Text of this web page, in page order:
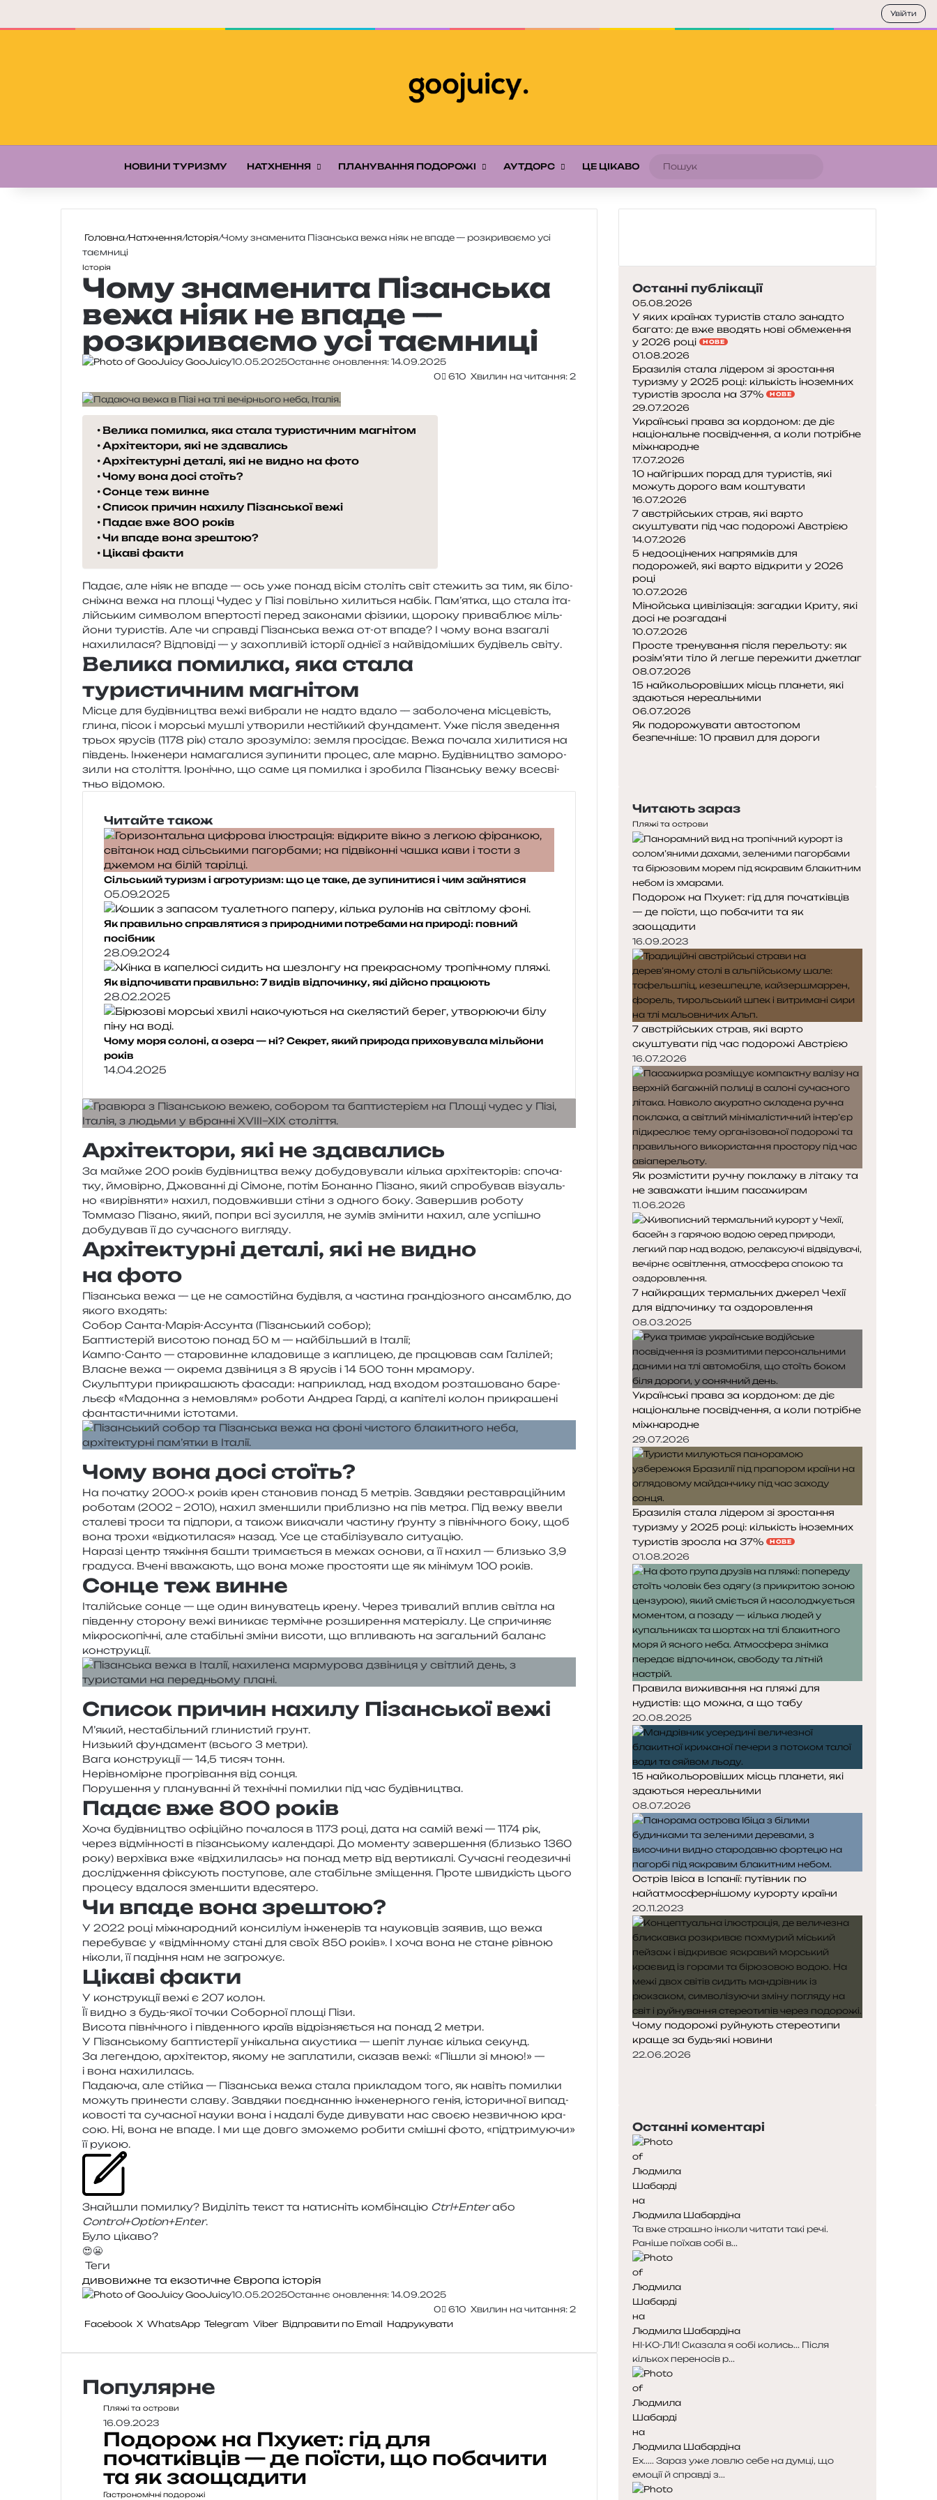
НОВИНИ ТУРИЗМУ НАТХНЕННЯ ПЛАНУВАННЯ ПОДОРОЖІ АУТДОРС ЦЕ ЦІКАВО
Головна/Натхнення/Історія/Чому знаменита Пізанська вежа ніяк не впаде — розкриваємо усі
таємниці
Історія
Чому знаменита Пізанська
вежа ніяк не впаде —
розкриваємо усі таємниці
GooJuicy10.05.2025Останнє оновлення: 14.09.2025
0
610 Хвилин на читання: 2
Велика помилка, яка стала туристичним магнітом
Архітектори, які не здавались
Архітектурні деталі, які не видно на фото
Чому вона досі стоїть?
Сонце теж винне
Список причин нахилу Пізанської вежі
Падає вже 800 років
Чи впаде вона зрештою?
Цікаві факти
Падає, але ніяк не впаде — ось уже понад вісім сто­літь світ сте­жить за тим, як біло­
сні­жна вежа на площі Чудес у Пізі повіль­но хили­ться набік. Пам’ятка, що стала іта­
лій­ським сим­во­лом впер­то­сті перед зако­на­ми фізи­ки, щоро­ку при­ва­блює міль­
йо­ни тури­стів. Але чи справ­ді Пізанська вежа от-от впаде? І чому вона вза­га­лі
нахи­ли­ла­ся? Відповіді — у захо­пли­вій істо­рії одні­єї з най­ві­до­мі­ших буді­вель світу.
Велика помилка, яка стала
туристичним магнітом
Місце для будів­ни­цтва вежі вибра­ли не надто вдало — забо­ло­че­на місце­вість,
глина, пісок і мор­ські мушлі утво­ри­ли нестій­кий фун­да­мент. Уже після зве­де­н­ня
трьох яру­сів (1178 рік) стало зро­зумі­ло: земля про­сі­дає. Вежа поча­ла хили­ти­ся на
пів­день. Інженери нама­га­ли­ся зупи­ни­ти про­цес, але марно. Будівництво замо­ро­
зи­ли на сто­лі­т­тя. Іронічно, що саме ця помил­ка і зро­би­ла Пізанську вежу все­сві­
тньо відомою.
Читайте також
Сільський туризм і агротуризм: що це таке, де зупинитися і чим зайнятися
05.09.2025
Як правильно справлятися з природними потребами на природі: повний
посібник
28.09.2024
Як відпочивати правильно: 7 видів відпочинку, які дійсно працюють
28.02.2025
Чому моря солоні, а озера — ні? Секрет, який природа приховувала мільйони
років
14.04.2025
Архітектори, які не здавались
За майже 200 років будів­ни­цтва вежу добу­до­ву­ва­ли кіль­ка архі­те­кто­рів: спо­ча­
тку, ймо­вір­но, Джованні ді Сімоне, потім Бонанно Пізано, який спро­бу­вав візу­аль­
но «вирів­ня­ти» нахил, подов­жив­ши стіни з одно­го боку. Завершив робо­ту
Томмазо Пізано, який, попри всі зуси­л­ля, не зумів змі­ни­ти нахил, але успі­шно
добу­ду­вав її до суча­сно­го вигляду.
Архітектурні деталі, які не видно
на фото
Пізанська вежа — це не само­стій­на будів­ля, а части­на гран­діо­зно­го ансам­блю, до
якого входять:
Собор Санта-Марія-Ассунта (Пізанський собор);
Баптистерій висо­тою понад 50 м — най­біль­ший в Італії;
Кампо-Санто — ста­ро­вин­не кла­до­ви­ще з капли­цею, де пра­цю­вав сам Галілей;
Власне вежа — окре­ма дзві­ни­ця з 8 яру­сів і 14 500 тонн мрамору.
Скульптури при­кра­ша­ють фаса­ди: напри­клад, над вхо­дом роз­та­шо­ва­но баре­
льєф «Мадонна з немов­лям» робо­ти Андреа Гарді, а капі­те­лі колон при­кра­ше­ні
фан­та­сти­чни­ми істотами.
Чому вона досі стоїть?
На поча­тку 2000‑х років крен ста­но­вив понад 5 метрів. Завдяки рестав­ра­цій­ним
робо­там (2002 – 2010), нахил змен­ши­ли при­бли­зно на пів метра. Під вежу ввели
ста­ле­ві троси та під­по­ри, а також вика­ча­ли части­ну ґрун­ту з пів­ні­чно­го боку, щоб
вона трохи «від­ко­ти­ла­ся» назад. Усе це ста­бі­лі­зу­ва­ло ситуацію.
Наразі центр тяжі­н­ня башти три­ма­є­ться в межах осно­ви, а її нахил — близь­ко 3,9
гра­ду­са. Вчені вва­жа­ють, що вона може про­сто­я­ти ще як міні­мум 100 років.
Сонце теж винне
Італійське сонце — ще один вину­ва­тець крену. Через три­ва­лий вплив сві­тла на
пів­ден­ну сто­ро­ну вежі вини­кає тер­мі­чне роз­ши­ре­н­ня мате­рі­а­лу. Це спри­чи­няє
мікро­ско­пі­чні, але ста­біль­ні зміни висо­ти, що впли­ва­ють на загаль­ний баланс
конструкції.
Список причин нахилу Пізанської вежі
М’який, неста­біль­ний гли­ни­стий грунт.
Низький фун­да­мент (всьо­го 3 метри).
Вага кон­стру­кції — 14,5 тисяч тонн.
Нерівномірне про­грі­ва­н­ня від сонця.
Порушення у пла­ну­ван­ні й техні­чні помил­ки під час будівництва.
Падає вже 800 років
Хоча будів­ни­цтво офі­цій­но поча­ло­ся в 1173 році, дата на самій вежі — 1174 рік,
через від­мін­но­сті в пізан­сько­му кален­да­рі. До момен­ту завер­ше­н­ня (близь­ко 1360
року) вер­хів­ка вже «від­хи­ли­лась» на понад метр від вер­ти­ка­лі. Сучасні гео­де­зи­чні
дослі­дже­н­ня фіксу­ють посту­по­ве, але ста­біль­не змі­ще­н­ня. Проте швид­кість цього
про­це­су вда­ло­ся змен­ши­ти вдесятеро.
Чи впаде вона зрештою?
У 2022 році між­на­ро­дний кон­си­лі­ум інже­не­рів та нау­ков­ців заявив, що вежа
пере­бу­ває у «від­мін­но­му стані для своїх 850 років». І хоча вона не стане рів­ною
ніко­ли, її паді­н­ня нам не загрожує.
Цікаві факти
У кон­стру­кції вежі є 207 колон.
Її видно з будь-якої точки Соборної площі Пізи.
Висота пів­ні­чно­го і пів­ден­но­го країв від­рі­зня­є­ться на понад 2 метри.
У Пізанському бапти­сте­рії уні­каль­на аку­сти­ка — шепіт лунає кіль­ка секунд.
За леген­дою, архі­те­ктор, якому не запла­ти­ли, ска­зав вежі: «Пішли зі мною!» —
і вона нахилилась.
Падаюча, але стій­ка — Пізанська вежа стала при­кла­дом того, як навіть помил­ки
можуть при­не­сти славу. Завдяки поєд­нан­ню інже­нер­но­го генія, істо­ри­чної випад­
ко­во­сті та суча­сної науки вона і нада­лі буде диву­ва­ти нас своєю незви­чною кра­
сою. Ні, вона не впаде. І ми ще довго змо­же­мо роби­ти смі­шні фото, «під­три­му­ю­чи»
її рукою.
Знайшли помил­ку? Виділіть текст та нати­сніть ком­бі­на­цію Ctrl+Enterабо
Control+Option+Enter.
Було цікаво?
😍😬
Теги
дивовижне та екзотичне Європа історія
GooJuicy10.05.2025Останнє оновлення: 14.09.2025
0
610 Хвилин на читання: 2
Facebook X WhatsApp Telegram Viber Відправити по Email Надрукувати
Популярне
Пляжі та острови
16.09.2023
Подорож на Пхукет: гід для
початківців — де поїсти, що побачити
та як заощадити
Гастрономічні подорожі
Останні публікації
05.08.2026
У яких країнах туристів стало занадто
багато: де вже вводять нові обмеження
у 2026 році
НОВЕ
01.08.2026
Бразилія стала лідером зі зростання
туризму у 2025 році: кількість іноземних
туристів зросла на 37%
НОВЕ
29.07.2026
Українські права за кордоном: де діє
національне посвідчення, а коли потрібне
міжнародне
17.07.2026
10 найгірших порад для туристів, які
можуть дорого вам коштувати
16.07.2026
7 австрійських страв, які варто
скуштувати під час подорожі Австрією
14.07.2026
5 недооцінених напрямків для
подорожей, які варто відкрити у 2026
році
10.07.2026
Мінойська цивілізація: загадки Криту, які
досі не розгадані
10.07.2026
Просте тренування після перельоту: як
розім’яти тіло й легше пережити джетлаг
08.07.2026
15 найкольоровіших місць планети, які
здаються нереальними
06.07.2026
Як подорожувати автостопом
безпечніше: 10 правил для дороги
Читають зараз
Пляжі та острови
Подорож на Пхукет: гід для початківців
— де поїсти, що побачити та як
заощадити
16.09.2023
7 австрійських страв, які варто
скуштувати під час подорожі Австрією
16.07.2026
Як розмістити ручну поклажу в літаку та
не заважати іншим пасажирам
11.06.2026
7 найкращих термальних джерел Чехії
для відпочинку та оздоровлення
08.03.2025
Українські права за кордоном: де діє
національне посвідчення, а коли потрібне
міжнародне
29.07.2026
Бразилія стала лідером зі зростання
туризму у 2025 році: кількість іноземних
туристів зросла на 37%
НОВЕ
01.08.2026
Правила виживання на пляжі для
нудистів: що можна, а що табу
20.08.2025
15 найкольоровіших місць планети, які
здаються нереальними
08.07.2026
Острів Івіса в Іспанії: путівник по
найатмосфернішому курорту країни
20.11.2023
Чому подорожі руйнують стереотипи
краще за будь-які новини
22.06.2026
Останні коментарі
Людмила Шабардіна
Та вже страшно інколи читати такі речі.
Раніше поїхав собі в...
Людмила Шабардіна
НІ-КО-ЛИ! Сказала я собі колись... Після
кількох переносів р...
Людмила Шабардіна
Ех..... Зараз уже ловлю себе на думці, що
емоції й справді з...
Увійти